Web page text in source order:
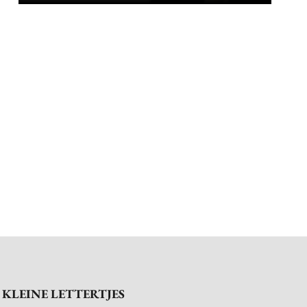
KLEINE LETTERTJES